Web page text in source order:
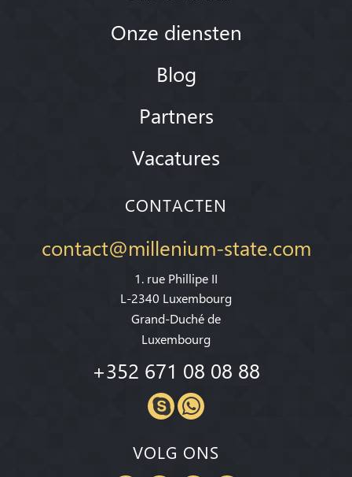
Onze diensten
Blog
Partners
Vacatures
CONTACTEN
contact@millenium-state.com
1. rue Phillipe II
L-2340 Luxembourg
Grand-Duché de
Luxembourg
+352 671 08 08 88
VOLG ONS